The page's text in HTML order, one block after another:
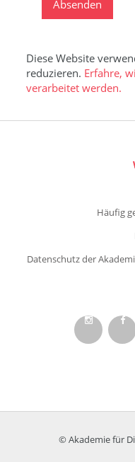
Diese Website
reduzieren. Erfahre,
verarbeitet werden.
Häufig
Datenschutz der
© Akademie für